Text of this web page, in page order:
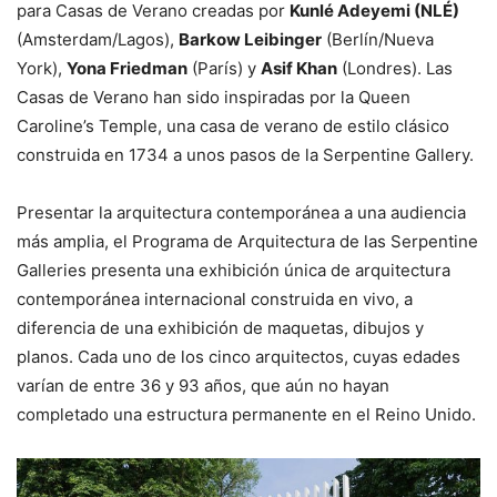
para Casas de Verano creadas por Kunlé Adeyemi (NLÉ)
(Amsterdam/Lagos), Barkow Leibinger (Berlín/Nueva
York), Yona Friedman (París) y Asif Khan (Londres). Las
Casas de Verano han sido inspiradas por la Queen
Caroline’s Temple, una casa de verano de estilo clásico
construida en 1734 a unos pasos de la Serpentine Gallery.
Presentar la arquitectura contemporánea a una audiencia
más amplia, el Programa de Arquitectura de las Serpentine
Galleries presenta una exhibición única de arquitectura
contemporánea internacional construida en vivo, a
diferencia de una exhibición de maquetas, dibujos y
planos. Cada uno de los cinco arquitectos, cuyas edades
varían de entre 36 y 93 años, que aún no hayan
completado una estructura permanente en el Reino Unido.